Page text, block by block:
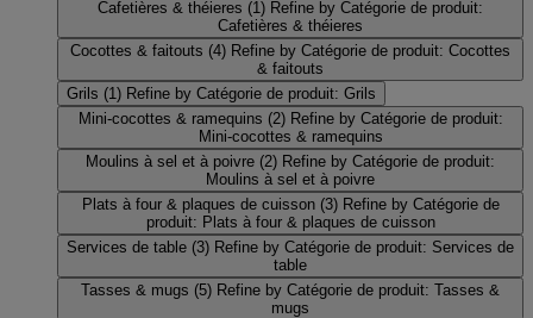
Cafetières & théieres (1) Refine by Catégorie de produit:
Cafetières & théieres
Cocottes & faitouts (4) Refine by Catégorie de produit: Cocottes
& faitouts
Grils (1) Refine by Catégorie de produit: Grils
Mini-cocottes & ramequins (2) Refine by Catégorie de produit:
Mini-cocottes & ramequins
Moulins à sel et à poivre (2) Refine by Catégorie de produit:
Moulins à sel et à poivre
Plats à four & plaques de cuisson (3) Refine by Catégorie de
produit: Plats à four & plaques de cuisson
Services de table (3) Refine by Catégorie de produit: Services de
table
Tasses & mugs (5) Refine by Catégorie de produit: Tasses &
mugs